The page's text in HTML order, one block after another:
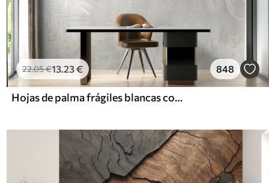
22.05€13.23€ 848
Hojas de palma frágiles blancas con textura grunge